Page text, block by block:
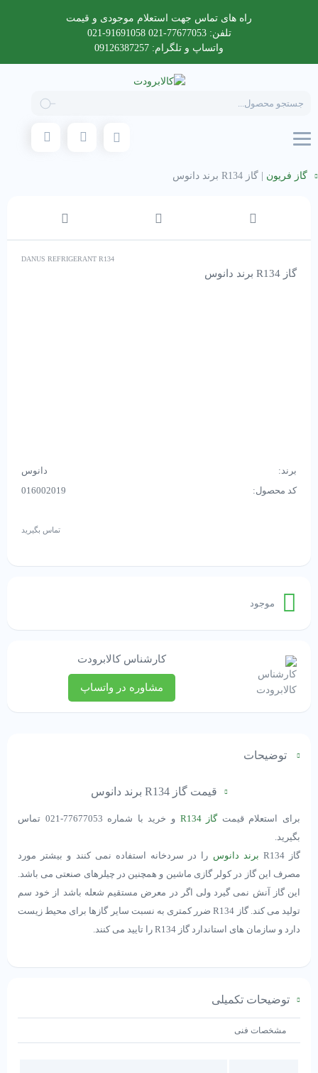
راه های تماس جهت استعلام موجودی و قیمت
تلفن: 77677053-021 91691058-021
واتساپ و تلگرام: 09126387257
search
گاز فریون گاز R134 برند دانوس
DANUS REFRIGERANT R134
گاز R134 برند دانوس
برند:
دانوس
کد محصول:
016002019
تماس بگیرید
موجود
کارشناس کالابرودت
مشاوره در واتساپ
توضیحات
قیمت گاز R134 برند دانوس
برای استعلام قیمتگاز R134
و خرید با شماره 77677053-021 تماس
بگیرید.
گاز R134
برند دانوس را در سردخانه استفاده نمی کنند و بیشتر مورد
مصرف این گاز در کولر گازی ماشین و همچنین در چیلرهای صنعتی می باشد.
این گاز آنش نمی گیرد ولی اگر در معرض مستقیم شعله باشد از خود سم
تولید می کند. گاز R134 ضرر کمتری به نسبت سایر گازها برای محیط زیست
دارد و سازمان های استاندارد گاز R134 را تایید می کنند.
توضیحات تکمیلی
مشخصات فنی